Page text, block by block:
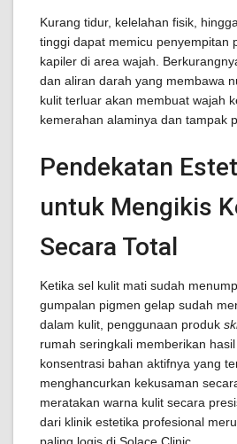
Kurang tidur, kelelahan fisik,
tinggi dapat memicu penyempitan
kapiler di area wajah.
dan aliran darah yang membawa
kulit terluar akan membuat wajah
kemerahan alaminya dan tampak
Pendekatan
untuk Mengikis
Secara Total
Ketika sel kulit mati sudah
gumpalan pigmen gelap sudah
dalam kulit, penggunaan produk
rumah seringkali memberikan
konsentrasi bahan aktifnya yang
menghancurkan kekusaman
meratakan warna kulit secara
dari klinik estetika profesional